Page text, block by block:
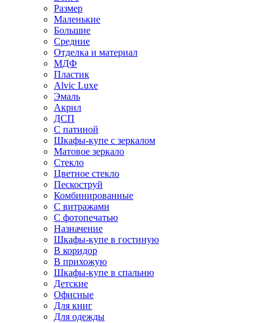
Размер
Маленькие
Большие
Средние
Отделка и материал
МДФ
Пластик
Alvic Luxe
Эмаль
Акрил
ДСП
С патиной
Шкафы-купе с зеркалом
Матовое зеркало
Стекло
Цветное стекло
Пескоструй
Комбинированные
С витражами
С фотопечатью
Назначение
Шкафы-купе в гостиную
В коридор
В прихожую
Шкафы-купе в спальню
Детские
Офисные
Для книг
Для одежды